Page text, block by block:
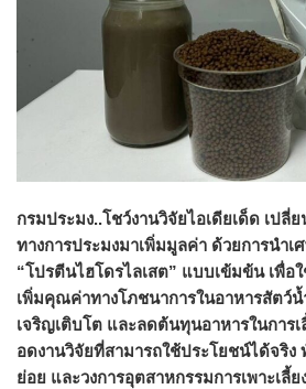
กรมประมง..โชว์งานวิจัยไอเดียเด็ด เปลี่
ทางการประมงมาเพิ่มมูลค่า ด้วยการนำ
“โปรตีนไฮโดรไลเสต” แบบเข้มข้น เพื่อ
เพิ่มคุณค่าทางโภชนาการในอาหารสัตว์น้
เจริญเติบโต และลดต้นทุนอาหารในการ
อดงานวิจัยที่สามารถใช้ประโยชน์ได้จริง
ย่อย และวงการอุตสาหกรรมการเพาะเลี้